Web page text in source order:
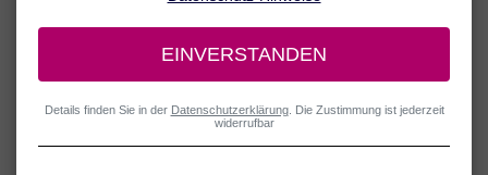
Alle behandeln.de Inhalte werden von medizinischem
Fachjournalisten überprüft.
In der Apotheke stehen rezeptfreie Schmerzmittel zur Verfügung,